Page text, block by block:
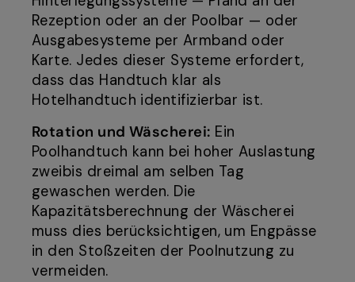
Rezeption oder an der Poolbar — oder
Ausgabesysteme per Armband oder
Karte. Jedes dieser Systeme erfordert,
dass das Handtuch klar als
Hotelhandtuch identifizierbar ist.
Rotation und Wäscherei: Ein
Poolhandtuch kann bei hoher Auslastung
zweibis dreimal am selben Tag
gewaschen werden. Die
Kapazitätsberechnung der Wäscherei
muss dies berücksichtigen, um Engpässe
in den Stoßzeiten der Poolnutzung zu
vermeiden.